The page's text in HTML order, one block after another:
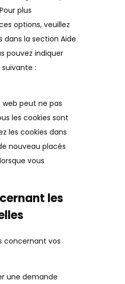
plus
options, veuillez
dans la section Aide
pouvez indiquer
:
peut ne pas
les cookies sont
les cookies dans
nouveau placés
vous
les
concernant vos
une demande